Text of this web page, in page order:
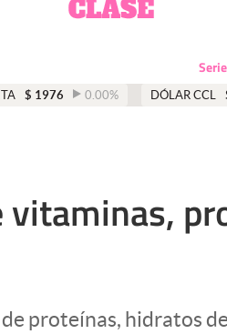
$ 1976 0.00% DÓLAR CCL
proteínas, hidratos